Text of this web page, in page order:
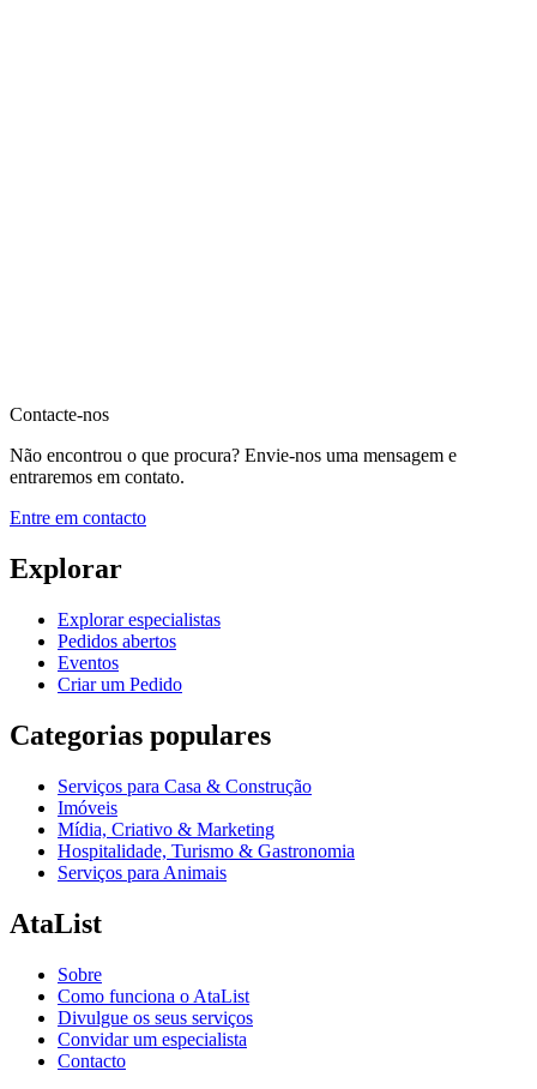
Contacte-nos
Não encontrou o que procura? Envie-nos uma mensagem e
entraremos em contato.
Entre em contacto
Explorar
Explorar especialistas
Pedidos abertos
Eventos
Criar um Pedido
Categorias populares
Serviços para Casa & Construção
Imóveis
Mídia, Criativo & Marketing
Hospitalidade, Turismo & Gastronomia
Serviços para Animais
AtaList
Sobre
Como funciona o AtaList
Divulgue os seus serviços
Convidar um especialista
Contacto